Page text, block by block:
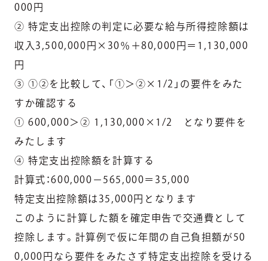
000円
② 特定支出控除の判定に必要な給与所得控除額は
収入3,500,000円×30％＋80,000円＝1,130,000
円
③ ①②を比較して、「①＞②×1/2」の要件をみた
すか確認する
① 600,000＞② 1,130,000×1/2 となり要件を
みたします
④ 特定支出控除額を計算する
計算式：600,000－565,000＝35,000
特定支出控除額は35,000円となります
このように計算した額を確定申告で交通費として
控除します。計算例で仮に年間の自己負担額が50
0,000円なら要件をみたさず特定支出控除を受ける